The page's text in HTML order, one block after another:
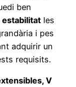
ben
estabilitat les
i pes
adquirir un
requisits.
V